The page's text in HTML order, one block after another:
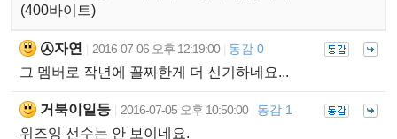
(400바이트)
㉦자연 2016-07-06 오후 12:19:00 동감 0
그 멤버로 작년에 꼴찌한게 더 신기하네요...
거북이일등 2016-07-05 오후 10:50:00 동감 1
위즈잉 선수는 안 보이네요.